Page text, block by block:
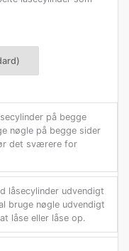
på begge
nøgle på begge sider
det sværere for
låsecylinder udvendigt
bruge nøgle udvendigt
låse eller låse op.